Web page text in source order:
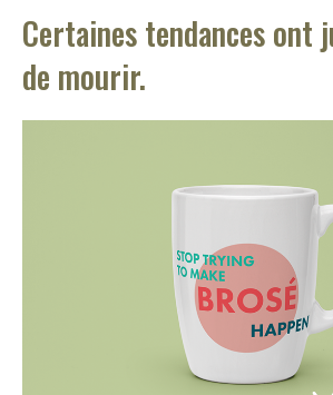
Certaines tendances ont
de mourir.